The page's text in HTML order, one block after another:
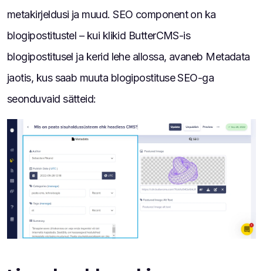
metakirjeldusi ja muud. SEO component on ka
blogipostitustel – kui klikid ButterCMS-is
blogipostitusel ja kerid lehe allossa, avaneb Metadata
jaotis, kus saab muuta blogipostituse SEO-ga
seonduvaid sätteid: